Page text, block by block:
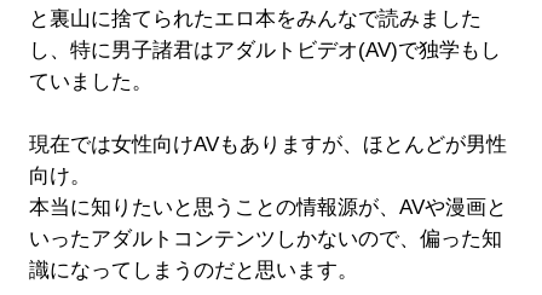
と裏山に捨てられたエロ本をみんなで読みました
し、特に男子諸君はアダルトビデオ(AV)で独学もし
ていました。
現在では女性向けAVもありますが、ほとんどが男性
向け。
本当に知りたいと思うことの情報源が、AVや漫画と
いったアダルトコンテンツしかないので、偏った知
識になってしまうのだと思います。